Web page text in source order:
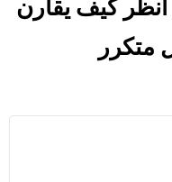
انظر كيف يقارن C27 بالمنتجات التي تتم